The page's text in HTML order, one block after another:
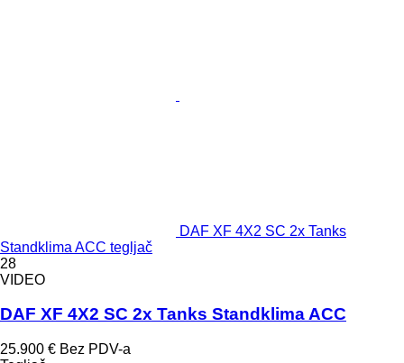
DAF XF 4X2 SC 2x Tanks
Standklima ACC tegljač
28
VIDEO
DAF XF 4X2 SC 2x Tanks Standklima ACC
25.900 € Bez PDV-a